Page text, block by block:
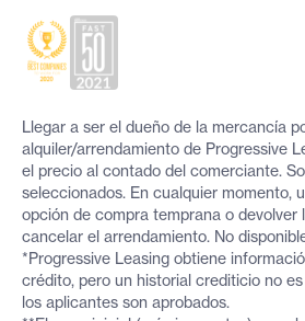
Llegar a ser el dueño de la mercancía
alquiler/arrendamiento de Progressive
el precio al contado del comerciante.
seleccionados. En cualquier momento,
opción de compra temprana o devolver
cancelar el arrendamiento. No
*Progressive Leasing obtiene
crédito, pero un historial crediticio no
los aplicantes son aprobados.